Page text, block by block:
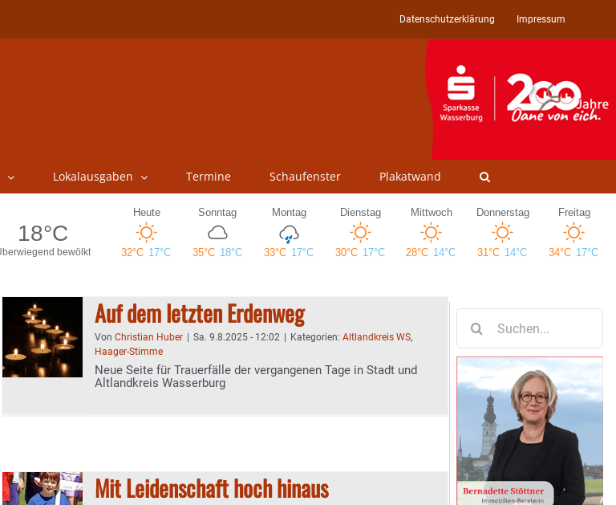
Datenschutzerklärung Impressum
Lokalausgaben Termine Schaufenster Plakatwand
Auf dem letzten Erdenweg
Von Christian Huber Sa. 9.8.2025 - 12:02 Kategorien: Altlandkreis WS,
Haager-Stimme
Neue Seite für Trauerfälle der vergangenen Tage in Stadt und
Altlandkreis Wasserburg
Mit Leidenschaft hoch hinaus
nach: